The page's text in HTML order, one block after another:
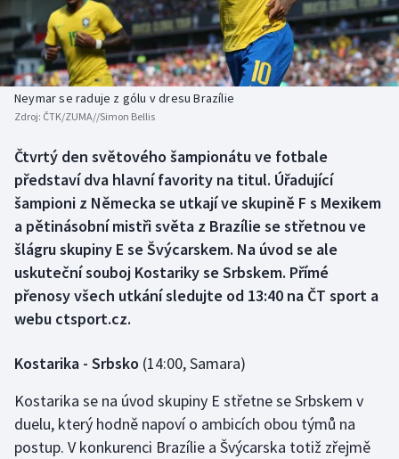
Baseball a softbal
Basketbal
Biatlon
Box
Curling
Dostihy
Florbal
Golf
Gymnastika
Soutěže
Historické návraty
Aplikace ČT sport
Neymar se raduje z gólu v dresu Brazílie
Zdroj: ČTK/ZUMA//Simon Bellis
Čtvrtý den světového šampionátu ve fotbale
představí dva hlavní favority na titul. Úřadující
šampioni z Německa se utkají ve skupině F s Mexikem
a pětinásobní mistři světa z Brazílie se střetnou ve
šlágru skupiny E se Švýcarskem. Na úvod se ale
uskuteční souboj Kostariky se Srbskem. Přímé
přenosy všech utkání sledujte od 13:40 na ČT sport a
webu ctsport.cz.
Kostarika - Srbsko (14:00, Samara)
Kostarika se na úvod skupiny E střetne se Srbskem v
duelu, který hodně napoví o ambicích obou týmů na
postup. V konkurenci Brazílie a Švýcarska totiž zřejmě